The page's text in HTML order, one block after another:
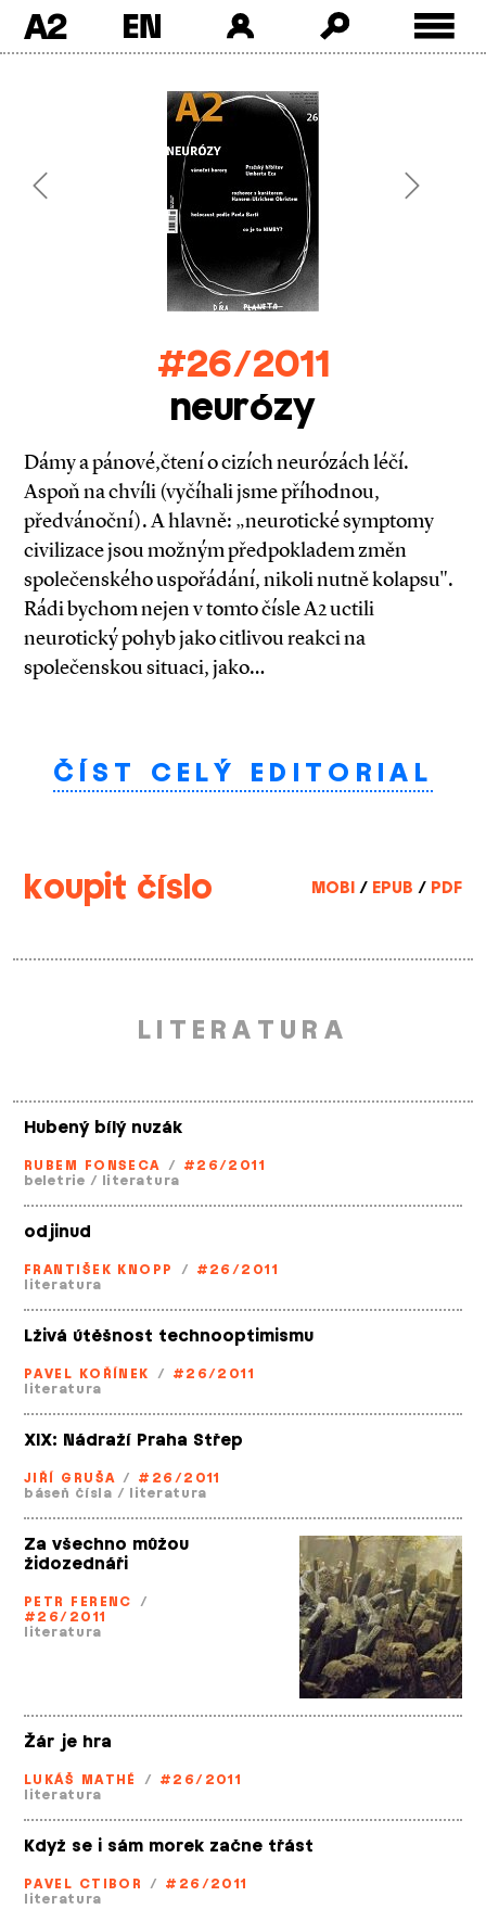
A2
Previous Next
#26/2011
neurózy
Dámy a pánové,čtení o cizích neurózách léčí.
Aspoň na chvíli (vyčíhali jsme příhodnou,
předvánoční). A hlavně: „neurotické symptomy
civilizace jsou možným předpokladem změn
společenského uspořádání, nikoli nutně kolapsu".
Rádi bychom nejen v tomto čísle A2 uctili
neurotický pohyb jako citlivou reakci na
společenskou situaci, jako…
ČÍST CELÝ EDITORIAL
koupit číslo MOBI / EPUB / PDF
LITERATURA
Hubený bílý nuzák
RUBEM FONSECA / #26/2011
beletrie / literatura
odjinud
FRANTIŠEK KNOPP / #26/2011
literatura
Lživá útěšnost technooptimismu
PAVEL KOŘÍNEK / #26/2011
literatura
XIX: Nádraží Praha Střep
JIŘÍ GRUŠA / #26/2011
báseň čísla / literatura
Za všechno můžou
židozednáři
PETR FERENC /
#26/2011
literatura
Žár je hra
LUKÁŠ MATHÉ / #26/2011
literatura
Když se i sám morek začne třást
PAVEL CTIBOR / #26/2011
literatura